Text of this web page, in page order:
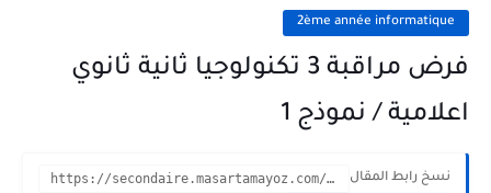
2ème année informatique
فرض مراقبة 3 تكنولوجيا ثانية ثانوي
اعلامية / نموذج 1
نسخ رابط المقال https://secondaire.masartamayoz.com/2023/04/devoir-controle-3-technologie-2eme-informatique-1.html?m=1